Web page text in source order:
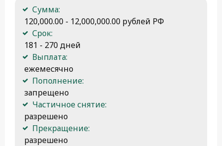
Сумма:
120,000.00 - 12,000,000.00 рублей РФ
Срок:
181 - 270 дней
Выплата:
ежемесячно
Пополнение:
запрещено
Частичное снятие:
разрешено
Прекращение:
разрешено